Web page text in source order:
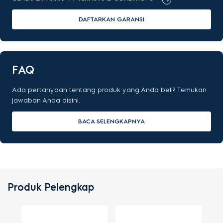
DAFTARKAN GARANSI
FAQ
Ada pertanyaan tentang produk yang Anda beli? Temukan
jawaban Anda disini.
BACA SELENGKAPNYA
Produk Pelengkap